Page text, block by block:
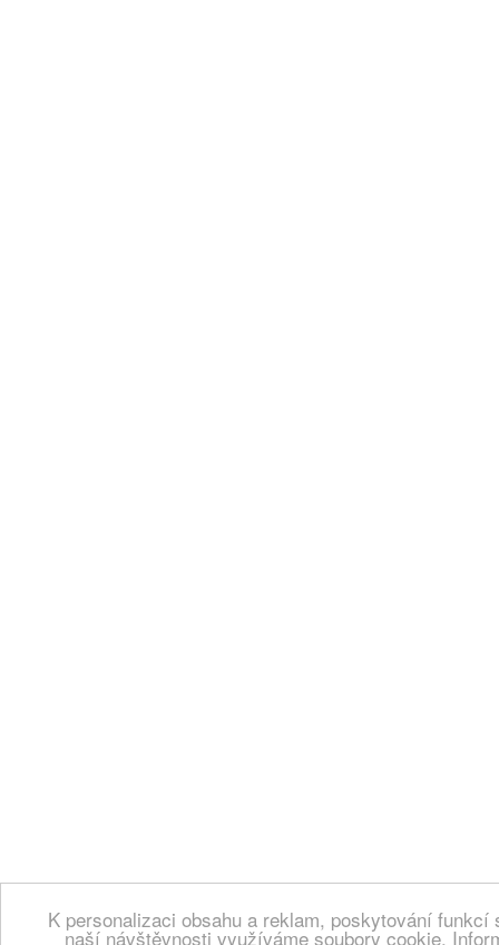
K personalizaci obsahu a reklam, poskytování
naší návštěvnosti využíváme soubory cookie.